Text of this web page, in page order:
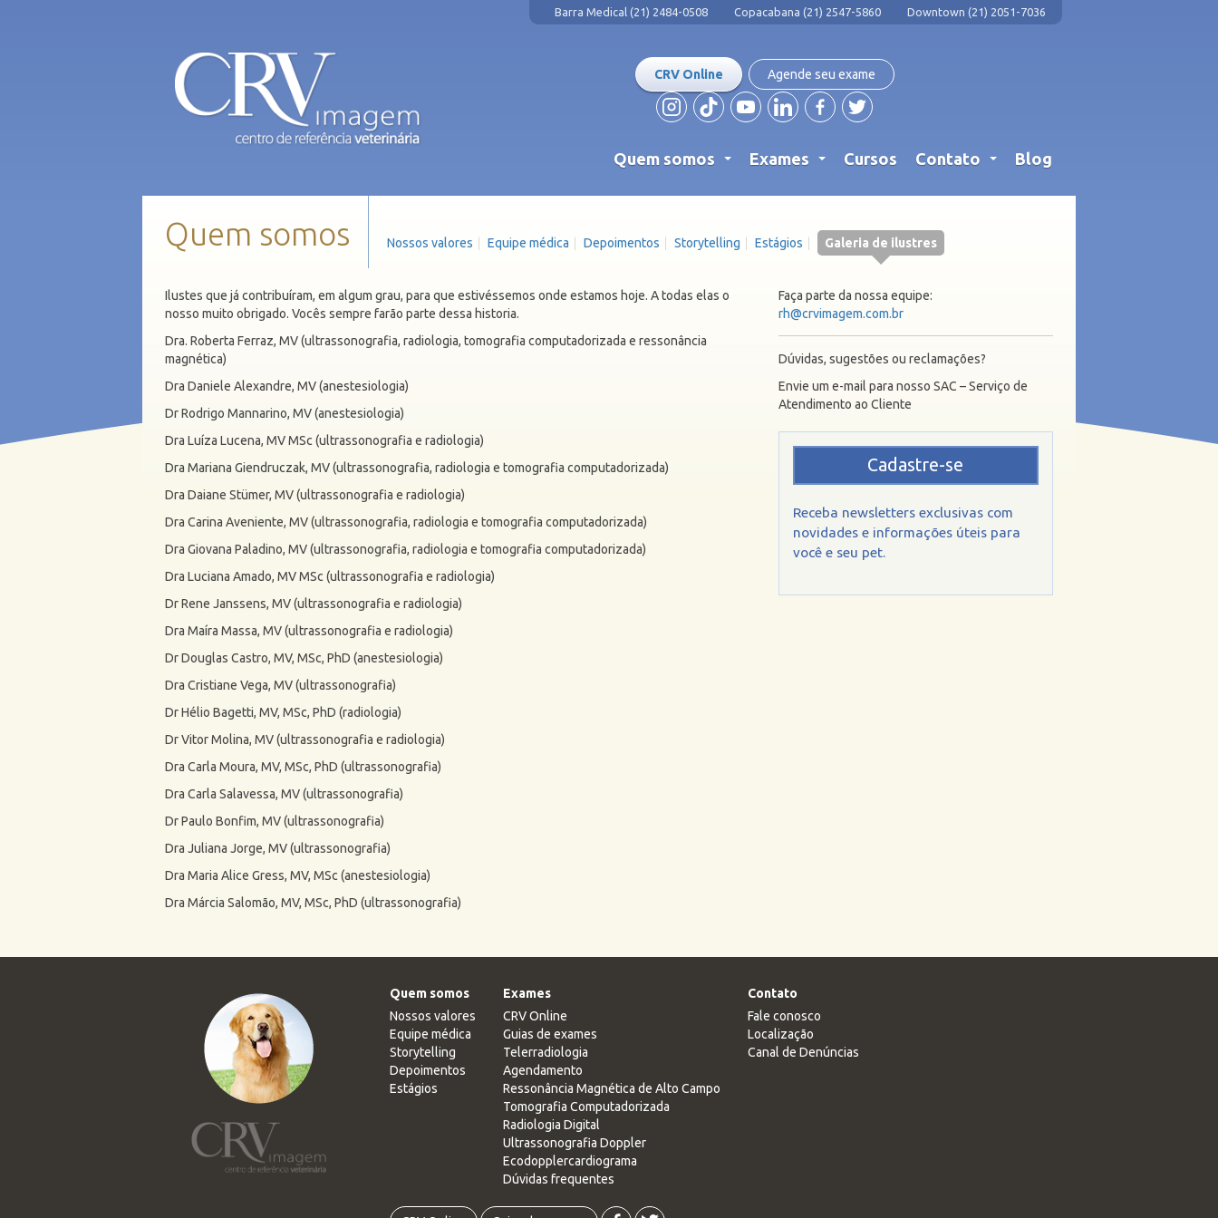
Barra Medical (21) 2484-0508 Copacabana (21) 2547-5860 Downtown (21) 2051-7036
CRV Online Agende seu exame
Quem somos Exames Cursos Contato Blog
Quem somos Nossos valores Equipe médica Depoimentos Storytelling Estágios Galeria de ilustres
G
a
l
e
r
i
a
d
e
i
l
u
s
t
r
e
s
Ilustes que já contribuíram, em algum grau, para que estivéssemos onde estamos hoje. A todas elas o
nosso muito obrigado. Vocês sempre farão parte dessa historia.
Dra. Roberta Ferraz, MV (ultrassonografia, radiologia, tomografia computadorizada e ressonância
magnética)
Dra Daniele Alexandre, MV (anestesiologia)
Dr Rodrigo Mannarino, MV (anestesiologia)
Dra Luíza Lucena, MV MSc (ultrassonografia e radiologia)
Dra Mariana Giendruczak, MV (ultrassonografia, radiologia e tomografia computadorizada)
Dra Daiane Stümer, MV (ultrassonografia e radiologia)
Dra Carina Aveniente, MV (ultrassonografia, radiologia e tomografia computadorizada)
Dra Giovana Paladino, MV (ultrassonografia, radiologia e tomografia computadorizada)
Dra Luciana Amado, MV MSc (ultrassonografia e radiologia)
Dr Rene Janssens, MV (ultrassonografia e radiologia)
Dra Maíra Massa, MV (ultrassonografia e radiologia)
Dr Douglas Castro, MV, MSc, PhD (anestesiologia)
Dra Cristiane Vega, MV (ultrassonografia)
Dr Hélio Bagetti, MV, MSc, PhD (radiologia)
Dr Vitor Molina, MV (ultrassonografia e radiologia)
Dra Carla Moura, MV, MSc, PhD (ultrassonografia)
Dra Carla Salavessa, MV (ultrassonografia)
Dr Paulo Bonfim, MV (ultrassonografia)
Dra Juliana Jorge, MV (ultrassonografia)
Dra Maria Alice Gress, MV, MSc (anestesiologia)
Dra Márcia Salomão, MV, MSc, PhD (ultrassonografia)
Faça parte da nossa equipe:
rh@crvimagem.com.br
Dúvidas, sugestões ou reclamações?
Envie um e-mail para nosso SAC – Serviço de
Atendimento ao Cliente
Cadastre-se
Receba newsletters exclusivas com
novidades e informações úteis para
você e seu pet.
Quem somos
Nossos valores
Equipe médica
Storytelling
Depoimentos
Estágios
Exames
CRV Online
Guias de exames
Telerradiologia
Agendamento
Ressonância Magnética de Alto Campo
Tomografia Computadorizada
Radiologia Digital
Ultrassonografia Doppler
Ecodopplercardiograma
Dúvidas frequentes
Contato
Fale conosco
Localização
Canal de Denúncias